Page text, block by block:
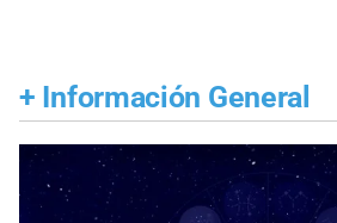
+ Información General